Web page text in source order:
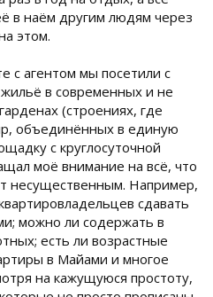
в наём другим людям через
этом.
с агентом мы посетили с
в современных и не
(строениях, где
объединённых в единую
с круглосуточной
моё внимание на всё, что
несущественным. Например,
сдавать
можно ли содержать в
есть ли возрастные
в Майами и многое
на кажущуюся простоту,